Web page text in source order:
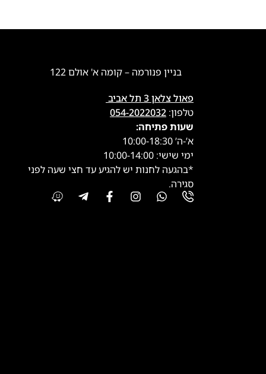
בניין פנורמה – קומה א' אולם 122
פאול צלאן 3 תל אביב
טלפון: 054-2022032
שעות פתיחה:
א’-ה’ 10:00-18:30
ימי שישי: 10:00-14:00
*בהגעה לחנות יש להגיע עד חצי שעה לפני
סגירה.